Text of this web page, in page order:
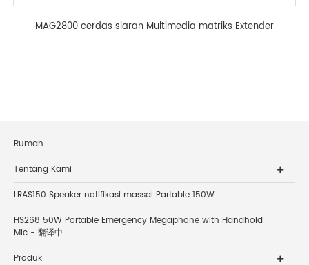
MAG2800 cerdas siaran Multimedia matriks Extender
Rumah
Tentang Kami
LRAS150 Speaker notifikasi massal Partable 150W
HS268 50W Portable Emergency Megaphone with Handhold
Mic - 翻译中...
Produk